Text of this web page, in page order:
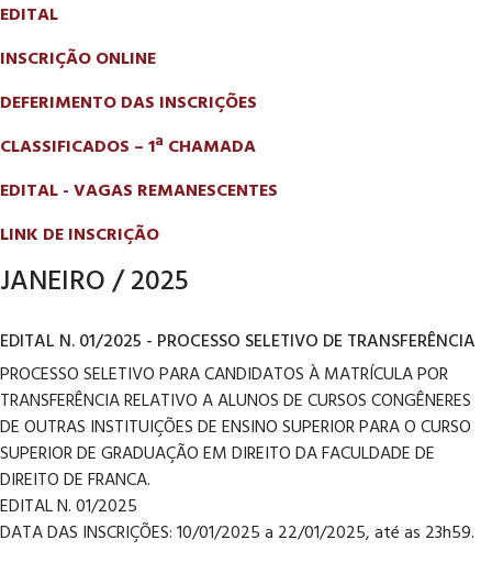
EDITAL
INSCRIÇÃO ONLINE
DEFERIMENTO DAS INSCRIÇÕES
CLASSIFICADOS – 1ª CHAMADA
EDITAL - VAGAS REMANESCENTES
LINK DE INSCRIÇÃO
JANEIRO / 2025
EDITAL N. 01/2025 - PROCESSO SELETIVO DE TRANSFERÊNCIA
PROCESSO SELETIVO PARA CANDIDATOS À MATRÍCULA POR
TRANSFERÊNCIA RELATIVO A ALUNOS DE CURSOS CONGÊNERES
DE OUTRAS INSTITUIÇÕES DE ENSINO SUPERIOR PARA O CURSO
SUPERIOR DE GRADUAÇÃO EM DIREITO DA FACULDADE DE
DIREITO DE FRANCA.
EDITAL N. 01/2025
DATA DAS INSCRIÇÕES: 10/01/2025 a 22/01/2025, até as 23h59.